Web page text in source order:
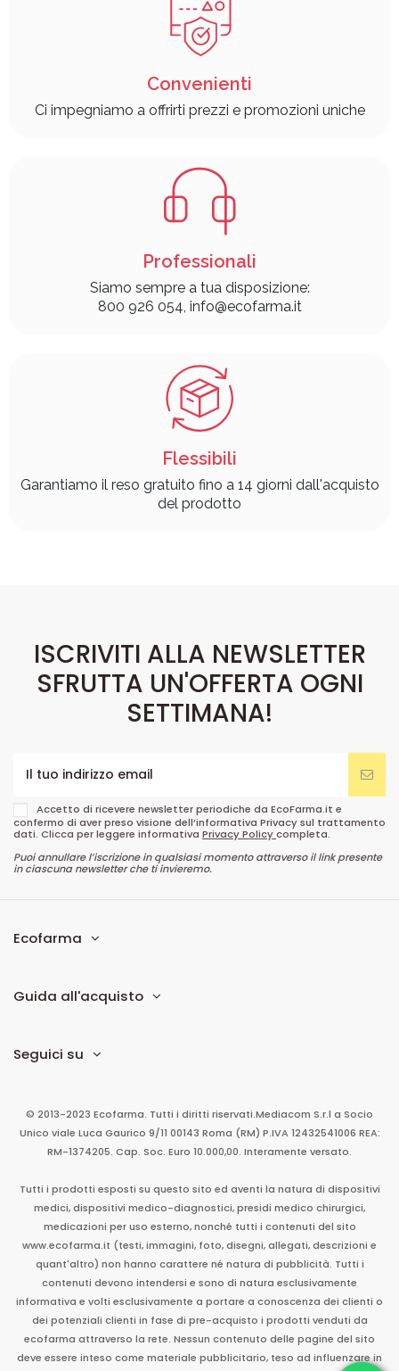
Convenienti
Ci impegniamo a offrirti prezzi e promozioni uniche
Professionali
Siamo sempre a tua disposizione:
800 926 054, info@ecofarma.it
Flessibili
Garantiamo il reso gratuito fino a 14 giorni dall'acquisto
del prodotto
ISCRIVITI ALLA NEWSLETTER
SFRUTTA UN'OFFERTA OGNI
SETTIMANA!
Accetto di ricevere newsletter periodiche da EcoFarma.it e
confermo di aver preso visione dell’informativa Privacy sul trattamento
dati. Clicca per leggere informativa Privacy Policycompleta.
Puoi annullare l’iscrizione in qualsiasi momento attraverso il link presente
in ciascuna newsletter che ti invieremo.
Ecofarma
Guida all'acquisto
Seguici su
© 2013-2023 Ecofarma. Tutti i diritti riservati.Mediacom S.r.l a Socio
Unico viale Luca Gaurico 9/11 00143 Roma (RM) P.IVA 12432541006 REA:
RM-1374205. Cap. Soc. Euro 10.000,00. Interamente versato.
Tutti i prodotti esposti su questo sito ed aventi la natura di dispositivi
medici, dispositivi medico-diagnostici, presidi medico chirurgici,
medicazioni per uso esterno, nonché tutti i contenuti del sito
www.ecofarma.it (testi, immagini, foto, disegni, allegati, descrizioni e
quant'altro) non hanno carattere né natura di pubblicità. Tutti i
contenuti devono intendersi e sono di natura esclusivamente
informativa e volti esclusivamente a portare a conoscenza dei clienti o
dei potenziali clienti in fase di pre-acquisto i prodotti venduti da
ecofarma attraverso la rete. Nessun contenuto delle pagine del sito
deve essere inteso come materiale pubblicitario, teso ad influenzare in